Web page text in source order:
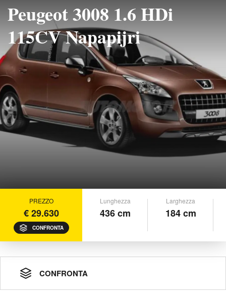
Peugeot 3008 1.6 HDi
115CV Napapijri
PREZZO
€ 29.630
CONFRONTA
Lunghezza
436 cm
Larghezza
184 cm
CONFRONTA